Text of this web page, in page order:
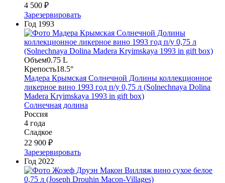
4 500 ₽
Зарезервировать
Год 1993
Объем0.75 L
Крепость18.5°
Мадера Крымская Солнечной Долины коллекционное
ликерное вино 1993 год п/у 0,75 л (Solnechnaya Dolina
Madera Kryimskaya 1993 in gift box)
Солнечная долина
Россия
4 года
Сладкое
22 900 ₽
Зарезервировать
Год 2022